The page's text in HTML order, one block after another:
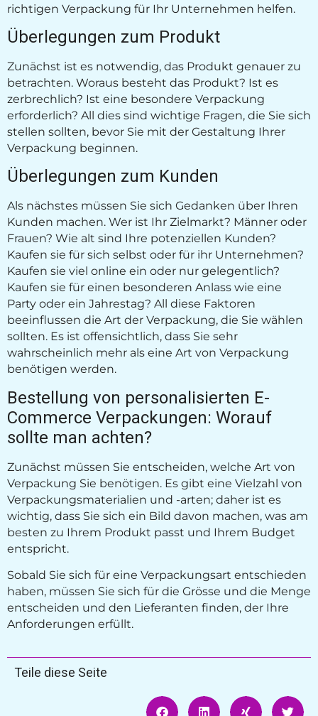
richtigen Verpackung für Ihr Unternehmen helfen.
Überlegungen zum Produkt
Zunächst ist es notwendig, das Produkt genauer zu
betrachten. Woraus besteht das Produkt? Ist es
zerbrechlich? Ist eine besondere Verpackung
erforderlich? All dies sind wichtige Fragen, die Sie sich
stellen sollten, bevor Sie mit der Gestaltung Ihrer
Verpackung beginnen.
Überlegungen zum Kunden
Als nächstes müssen Sie sich Gedanken über Ihren
Kunden machen. Wer ist Ihr Zielmarkt? Männer oder
Frauen? Wie alt sind Ihre potenziellen Kunden?
Kaufen sie für sich selbst oder für ihr Unternehmen?
Kaufen sie viel online ein oder nur gelegentlich?
Kaufen sie für einen besonderen Anlass wie eine
Party oder ein Jahrestag? All diese Faktoren
beeinflussen die Art der Verpackung, die Sie wählen
sollten. Es ist offensichtlich, dass Sie sehr
wahrscheinlich mehr als eine Art von Verpackung
benötigen werden.
Bestellung von personalisierten E-
Commerce Verpackungen: Worauf
sollte man achten?
Zunächst müssen Sie entscheiden, welche Art von
Verpackung Sie benötigen. Es gibt eine Vielzahl von
Verpackungsmaterialien und -arten; daher ist es
wichtig, dass Sie sich ein Bild davon machen, was am
besten zu Ihrem Produkt passt und Ihrem Budget
entspricht.
Sobald Sie sich für eine Verpackungsart entschieden
haben, müssen Sie sich für die Grösse und die Menge
entscheiden und den Lieferanten finden, der Ihre
Anforderungen erfüllt.
Teile diese Seite